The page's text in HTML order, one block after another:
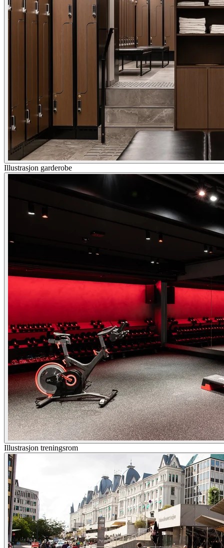
Illustrasjon garderobe
Illustrasjon treningsrom